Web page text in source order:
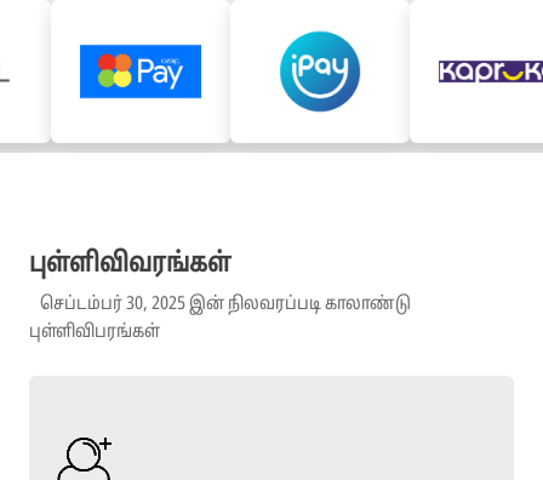
புள்ளிவிவரங்கள்
செப்டம்பர் 30, 2025 இன் நிலவரப்படி காலாண்டு
புள்ளிவிபரங்கள்